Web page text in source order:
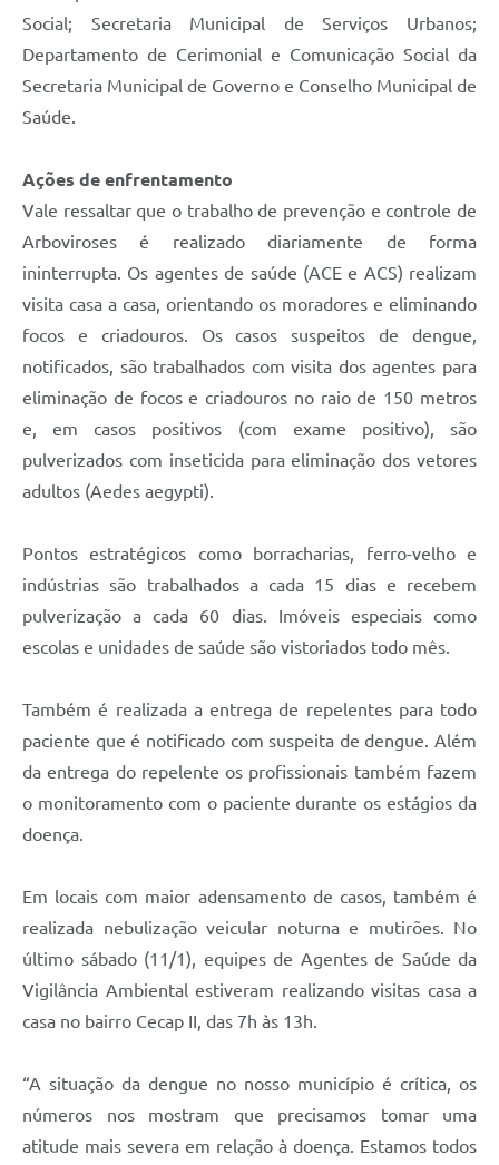
Social; Secretaria Municipal de Serviços Urbanos;
Departamento de Cerimonial e Comunicação Social da
Secretaria Municipal de Governo e Conselho Municipal de
Saúde.
Ações de enfrentamento
Vale ressaltar que o trabalho de prevenção e controle de
Arboviroses é realizado diariamente de forma
ininterrupta. Os agentes de saúde (ACE e ACS) realizam
visita casa a casa, orientando os moradores e eliminando
focos e criadouros. Os casos suspeitos de dengue,
notificados, são trabalhados com visita dos agentes para
eliminação de focos e criadouros no raio de 150 metros
e, em casos positivos (com exame positivo), são
pulverizados com inseticida para eliminação dos vetores
adultos (Aedes aegypti).
Pontos estratégicos como borracharias, ferro-velho e
indústrias são trabalhados a cada 15 dias e recebem
pulverização a cada 60 dias. Imóveis especiais como
escolas e unidades de saúde são vistoriados todo mês.
Também é realizada a entrega de repelentes para todo
paciente que é notificado com suspeita de dengue. Além
da entrega do repelente os profissionais também fazem
o monitoramento com o paciente durante os estágios da
doença.
Em locais com maior adensamento de casos, também é
realizada nebulização veicular noturna e mutirões. No
último sábado (11/1), equipes de Agentes de Saúde da
Vigilância Ambiental estiveram realizando visitas casa a
casa no bairro Cecap II, das 7h às 13h.
“A situação da dengue no nosso município é crítica, os
números nos mostram que precisamos tomar uma
atitude mais severa em relação à doença. Estamos todos